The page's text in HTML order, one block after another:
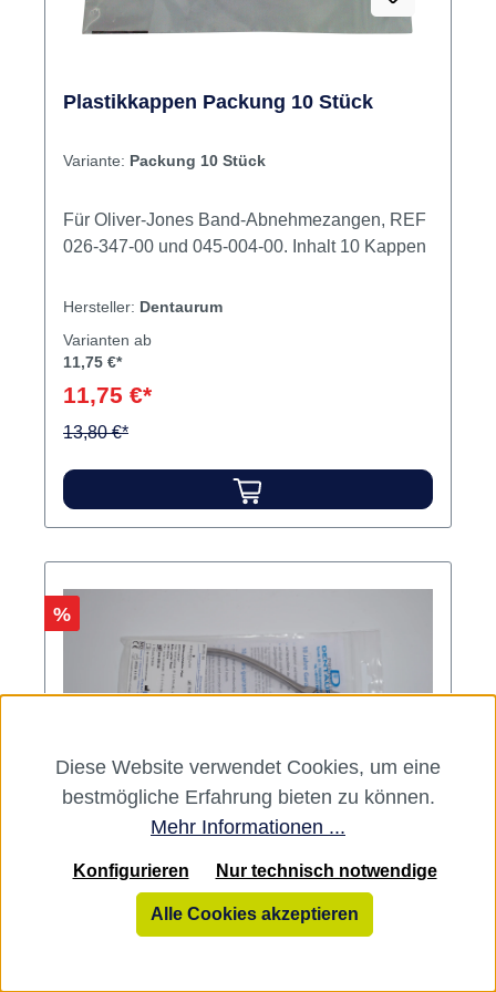
Plastikkappen Packung 10 Stück
Variante: Packung 10 Stück
Für Oliver-Jones Band-Abnehmezangen, REF
026-347-00 und 045-004-00. Inhalt 10 Kappen
Hersteller: Dentaurum
Varianten ab
11,75 €*
11,75 €*
13,80 €*
Rabatt
%
Seitenschneider Stück 004-266-00
Stück 004-266-00
Zum Schneiden von Drähten und Bögen.
Diese Website verwendet Cookies, um eine
bestmögliche Erfahrung bieten zu können.
Mehr Informationen ...
Nur technisch notwendige
Konfigurieren
Alle Cookies akzeptieren